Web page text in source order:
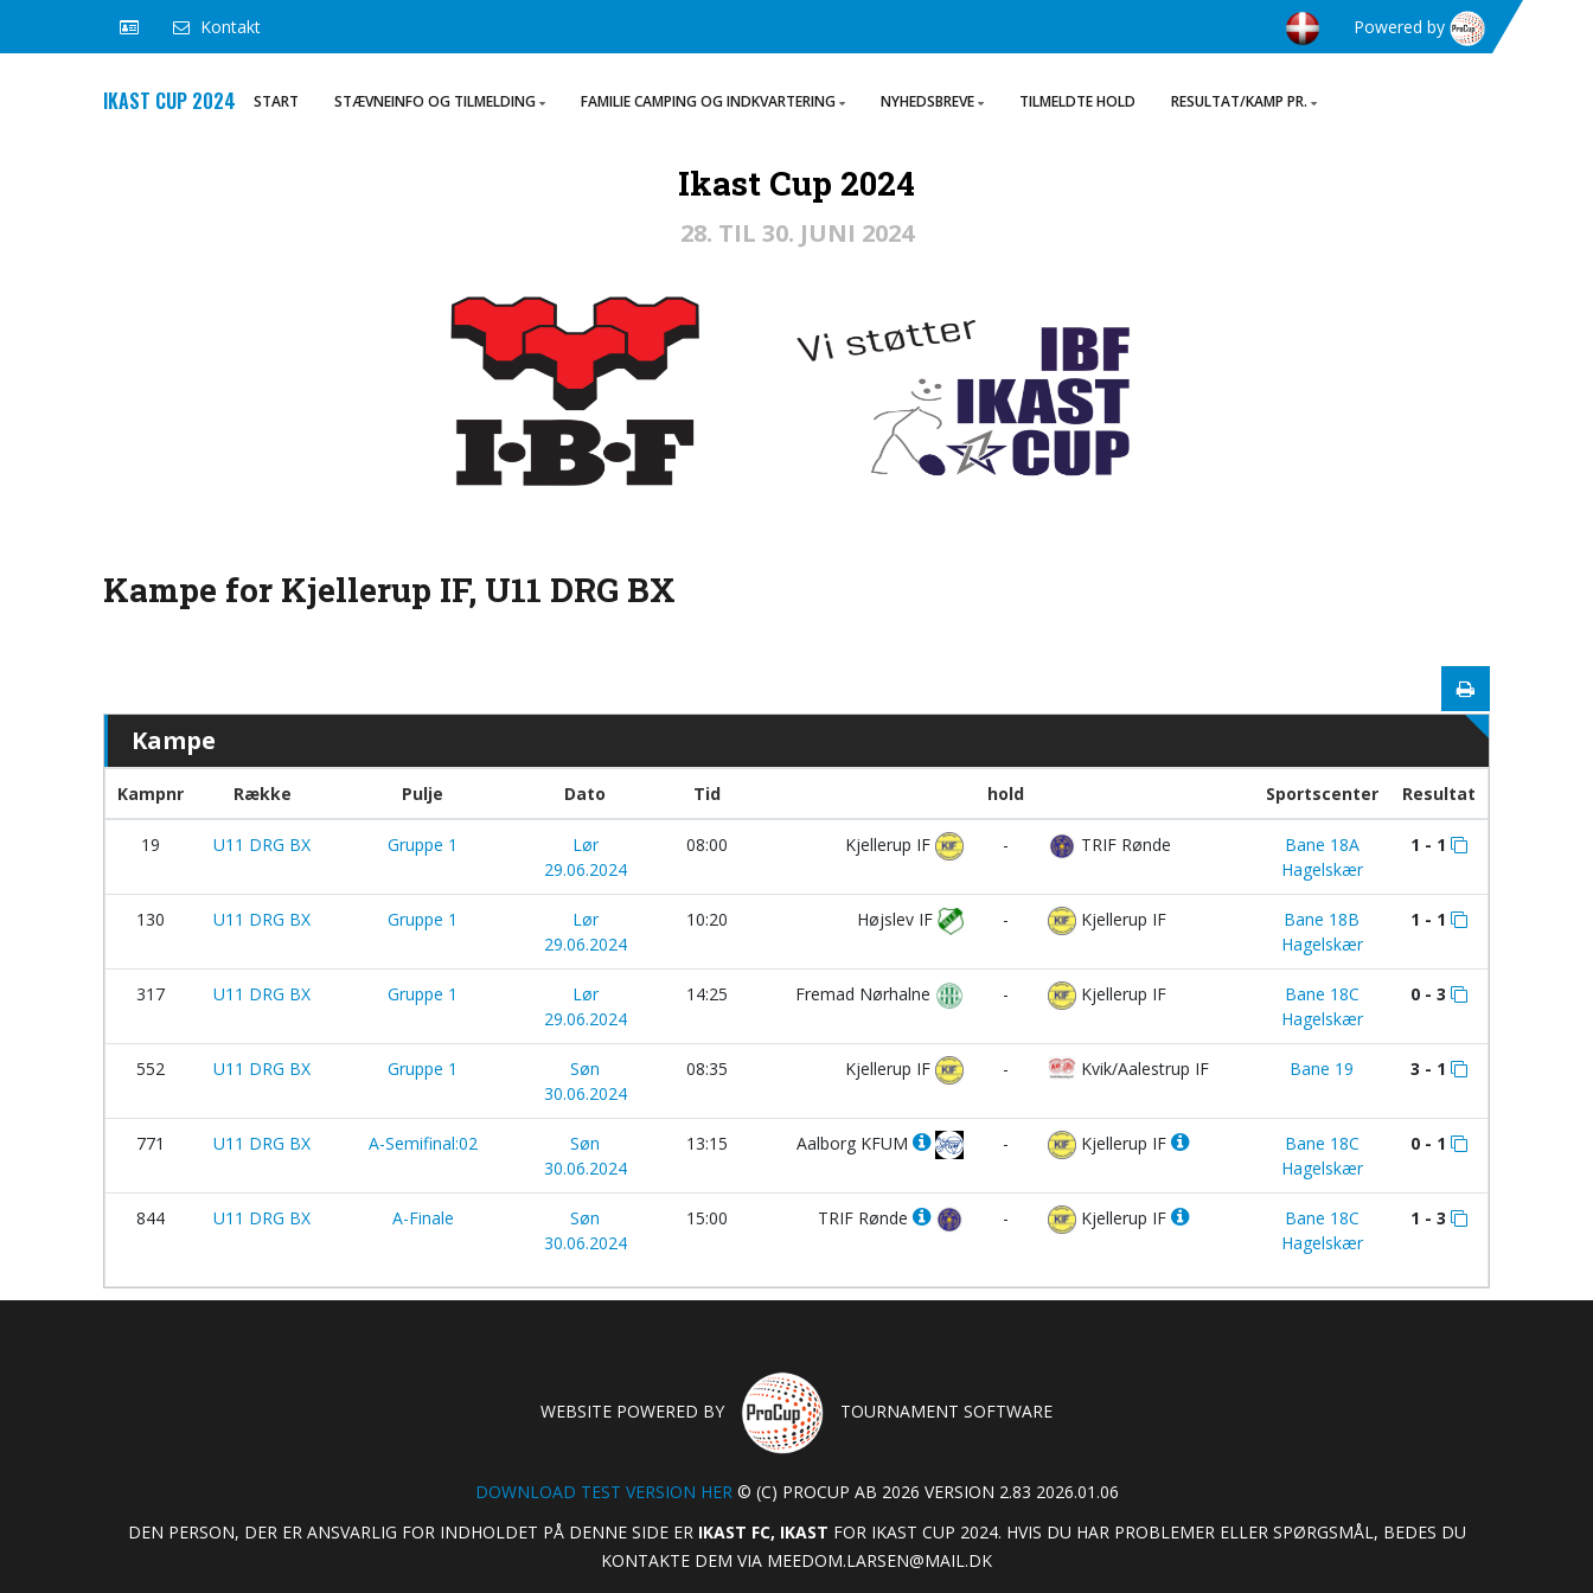
Kontakt Powered by
IKAST CUP 2024 START STÆVNEINFO OG TILMELDING FAMILIE CAMPING OG INDKVARTERING NYHEDSBREVE TILMELDTE HOLD RESULTAT/KAMP PR.
Ikast Cup 2024
28. TIL 30. JUNI 2024
Kampe for Kjellerup IF, U11 DRG BX
Kampe
Kampnr Række Pulje Dato Tid hold Sportscenter Resultat
19 U11 DRG BX Gruppe 1
Lør
29.06.2024
08:00 Kjellerup IF - TRIF Rønde
Bane 18A
Hagelskær
1 - 1
130 U11 DRG BX Gruppe 1
Lør
29.06.2024
10:20 Højslev IF - Kjellerup IF
Bane 18B
Hagelskær
1 - 1
317 U11 DRG BX Gruppe 1
Lør
29.06.2024
14:25 Fremad Nørhalne - Kjellerup IF
Bane 18C
Hagelskær
0 - 3
552 U11 DRG BX Gruppe 1
Søn
30.06.2024
08:35 Kjellerup IF - Kvik/Aalestrup IF Bane 19 3 - 1
771 U11 DRG BX A-Semifinal:02
Søn
30.06.2024
13:15 Aalborg KFUM - Kjellerup IF
Bane 18C
Hagelskær
0 - 1
844 U11 DRG BX A-Finale
Søn
30.06.2024
15:00 TRIF Rønde - Kjellerup IF
Bane 18C
Hagelskær
1 - 3
WEBSITE POWERED BY TOURNAMENT SOFTWARE
DOWNLOAD TEST VERSION HER© (C) PROCUP AB 2026 VERSION 2.83 2026.01.06
DEN PERSON, DER ER ANSVARLIG FOR INDHOLDET PÅ DENNE SIDE ER IKAST FC, IKAST FOR IKAST CUP 2024. HVIS DU HAR PROBLEMER ELLER SPØRGSMÅL, BEDES DU
KONTAKTE DEM VIA MEEDOM.LARSEN@MAIL.DK